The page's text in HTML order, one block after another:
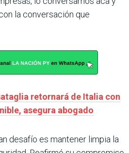
la conversación que
retornará de Italia con
asegura abogado
desafío es mantener limpia la